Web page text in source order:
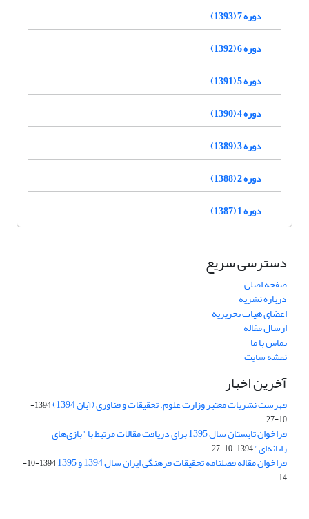
دوره 7 (1393)
دوره 6 (1392)
دوره 5 (1391)
دوره 4 (1390)
دوره 3 (1389)
دوره 2 (1388)
دوره 1 (1387)
دسترسی سریع
صفحه اصلی
درباره نشریه
اعضای هیات تحریریه
ارسال مقاله
تماس با ما
نقشه سایت
آخرین اخبار
فهرست نشریات معتبر وزارت علوم، تحقیقات و فناوری (آبان 1394)
1394-
10-27
فراخوان تابستان سال 1395 برای دریافت مقالات مرتبط با "بازی‌های
رایانه‌ای"1394-10-27
فراخوان مقاله فصلنامه تحقیقات فرهنگی ایران سال 1394 و 1395
1394-10-
14